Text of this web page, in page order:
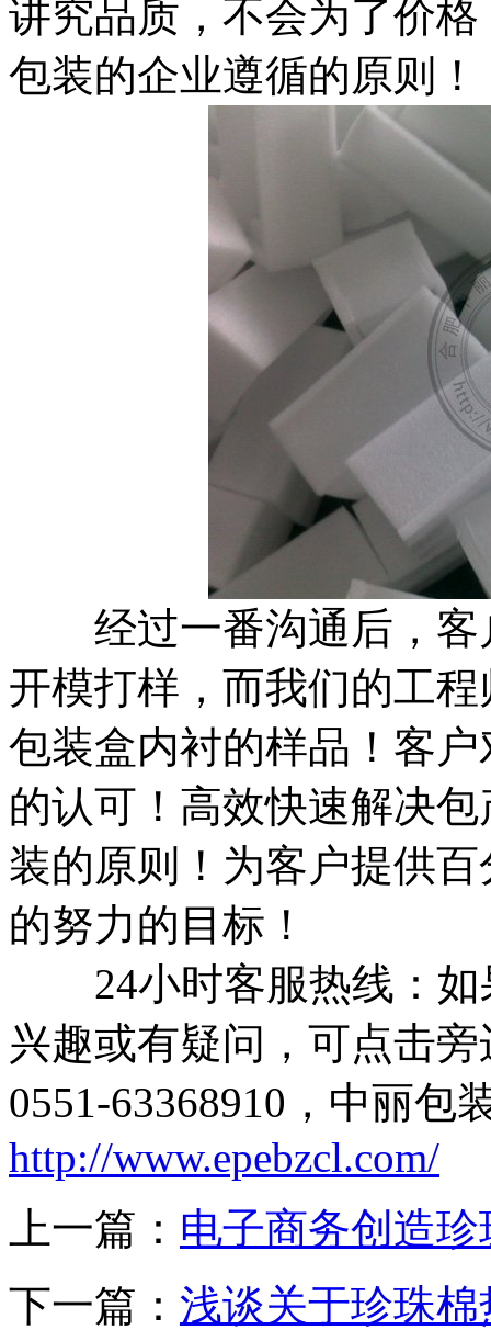
讲究品质，不会为了价
包装的企业遵循的原则！
经过一番沟通后，客
开模打样，而我们的工
包装盒内衬的样品！客
的认可！高效快速解决
装的原则！为客户提供
的努力的目标！
24小时客服热线：如
兴趣或有疑问，可点击
0551-63368910，中丽包
http://www.epebzcl.com/
上一篇： 电子商务创造
下一篇： 浅谈关于珍珠